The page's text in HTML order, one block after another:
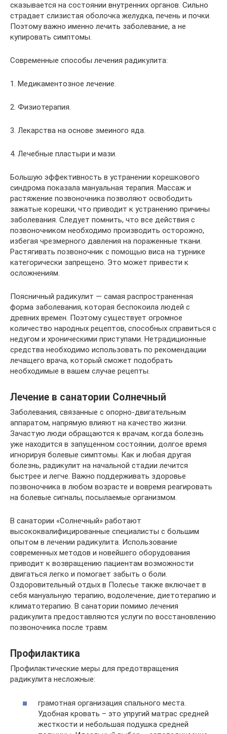
сказывается на состоянии внутренних органов. Сильно
страдает слизистая оболочка желудка, печень и почки.
Поэтому важно именно лечить заболевание, а не
купировать симптомы.
Современные способы лечения радикулита:
1. Медикаментозное лечение.
2. Физиотерапия.
3. Лекарства на основе змеиного яда.
4. Лечебные пластыри и мази.
Большую эффективность в устранении корешкового
синдрома показала мануальная терапия. Массаж и
растяжение позвоночника позволяют освободить
зажатые корешки, что приводит к устранению причины
заболевания. Следует помнить, что все действия с
позвоночником необходимо производить осторожно,
избегая чрезмерного давления на пораженные ткани.
Растягивать позвоночник с помощью виса на турнике
категорически запрещено. Это может привести к
осложнениям.
Поясничный радикулит — самая распространенная
форма заболевания, которая беспокоила людей с
древних времен. Поэтому существует огромное
количество народных рецептов, способных справиться с
недугом и хроническими приступами. Нетрадиционные
средства необходимо использовать по рекомендации
лечащего врача, который сможет подобрать
необходимые в вашем случае рецепты.
Лечение в санатории Солнечный
Заболевания, связанные с опорно-двигательным
аппаратом, напрямую влияют на качество жизни.
Зачастую люди обращаются к врачам, когда болезнь
уже находится в запущенном состоянии, долгое время
игнорируя болевые симптомы. Как и любая другая
болезнь, радикулит на начальной стадии лечится
быстрее и легче. Важно поддерживать здоровье
позвоночника в любом возрасте и вовремя реагировать
на болевые сигналы, посылаемые организмом.
В санатории «Солнечный» работают
высококвалифицированные специалисты с большим
опытом в лечении радикулита. Использование
современных методов и новейшего оборудования
приводит к возвращению пациентам возможности
двигаться легко и помогает забыть о боли.
Оздоровительный отдых в Полесье также включает в
себя мануальную терапию, водолечение, диетотерапию и
климатотерапию. В санатории помимо лечения
радикулита предоставляются услуги по восстановлению
позвоночника после травм.
Профилактика
Профилактические меры для предотвращения
радикулита несложные:
грамотная организация спального места.
Удобная кровать – это упругий матрас средней
жесткости и небольшая подушка средней